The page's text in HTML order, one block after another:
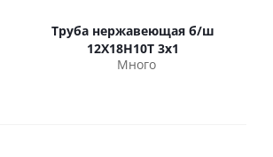
Труба нержавеющая б/ш
12Х18Н10Т 3х1
Много